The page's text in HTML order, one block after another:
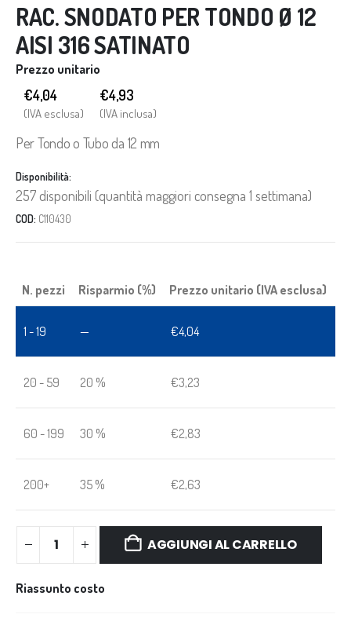
RAC. SNODATO PER TONDO Ø 12
AISI 316 SATINATO
Prezzo unitario
€4,04
(IVA esclusa)
€4,93
(IVA inclusa)
Per Tondo o Tubo da 12 mm
Disponibilità:
257 disponibili (quantità maggiori consegna 1 settimana)
COD: C110430
N. pezzi Risparmio (%) Prezzo unitario (IVA esclusa)
1 - 19 — €4,04
20 - 59 20 % €3,23
60 - 199 30 % €2,83
200+ 35 % €2,63
AGGIUNGI AL CARRELLO
Riassunto costo